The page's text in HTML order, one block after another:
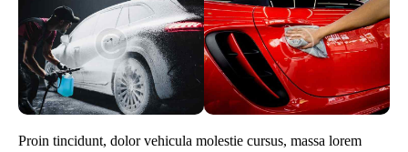
Proin tincidunt, dolor vehicula molestie cursus, massa lorem